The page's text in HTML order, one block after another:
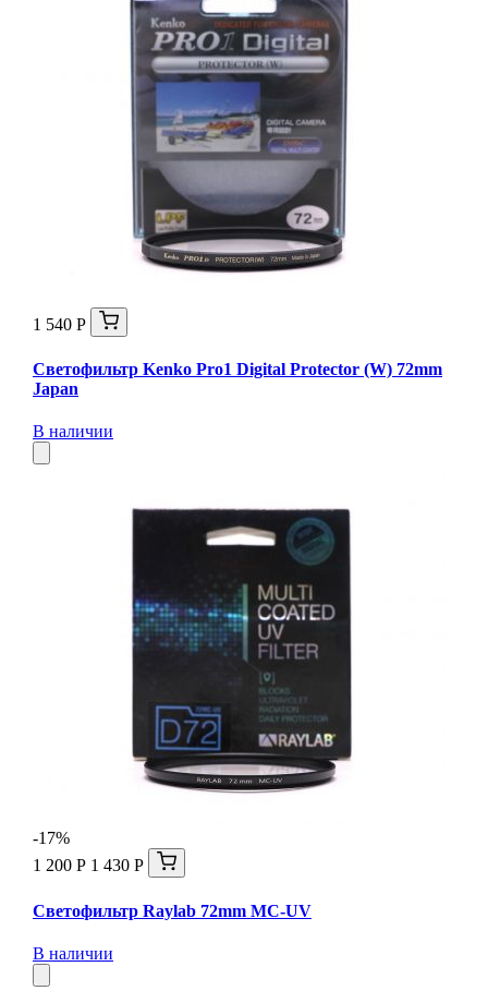
1 540 Р
Светофильтр Kenko Pro1 Digital Protector (W) 72mm
Japan
В наличии
-17%
1 200 Р 1 430 Р
Светофильтр Raylab 72mm MC-UV
В наличии